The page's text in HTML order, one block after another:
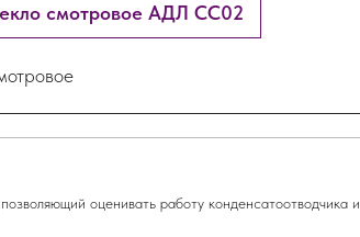
смотровое АДЛ CC02
оценивать работу конденсатоотводчика и